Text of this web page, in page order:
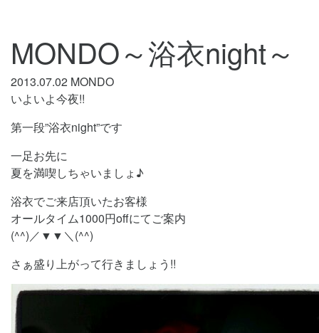
MONDO～浴衣night～
2013.07.02 MONDO
いよいよ今夜!!
第一段”浴衣night”です
一足お先に
夏を満喫しちゃいましょ♪
浴衣でご来店頂いたお客様
オールタイム1000円offにてご案内
(^^)／▼▼＼(^^)
さぁ盛り上がって行きましょう!!